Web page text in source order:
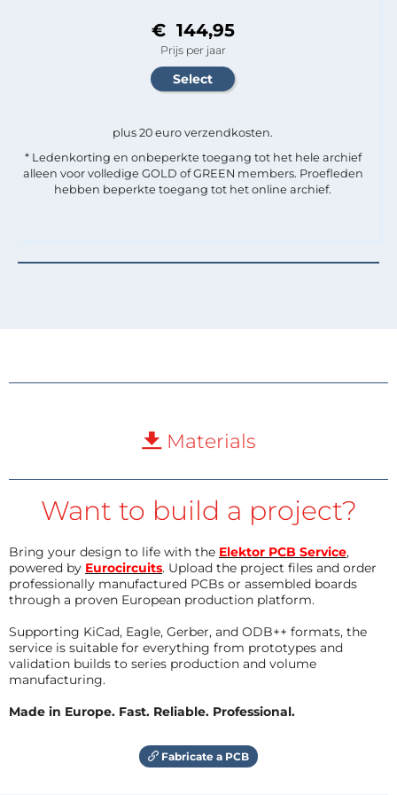
€ 144,95
Prijs per jaar
plus 20 euro verzendkosten.
* Ledenkorting en onbeperkte toegang tot het hele archief
alleen voor volledige GOLD of GREEN members. Proefleden
hebben beperkte toegang tot het online archief.
Materials
Want to build a project?
Bring your design to life with the Elektor PCB Service,
powered by Eurocircuits. Upload the project files and order
professionally manufactured PCBs or assembled boards
through a proven European production platform.
Supporting KiCad, Eagle, Gerber, and ODB++ formats, the
service is suitable for everything from prototypes and
validation builds to series production and volume
manufacturing.
Made in Europe. Fast. Reliable. Professional.
Fabricate a PCB